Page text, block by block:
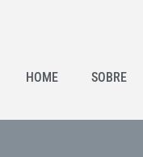
HOME SOBRE